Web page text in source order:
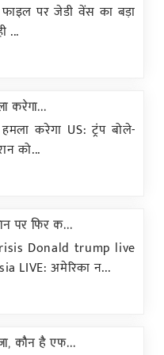
पर जेडी वेंस का बड़ा
...
करेगा...
करेगा US: ट्रंप बोले-
को...
पर फिर क...
Donald trump live
LIVE: अमेरिका न...
कौन है एफ...